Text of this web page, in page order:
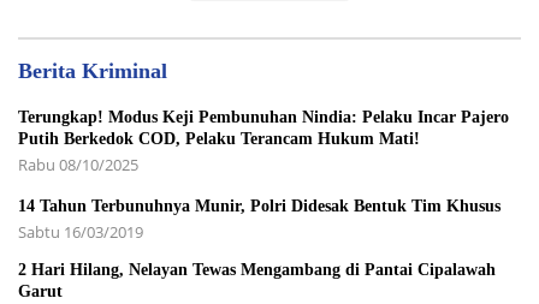
Berita Kriminal
Terungkap! Modus Keji Pembunuhan Nindia: Pelaku Incar Pajero
Putih Berkedok COD, Pelaku Terancam Hukum Mati!
Rabu 08/10/2025
14 Tahun Terbunuhnya Munir, Polri Didesak Bentuk Tim Khusus
Sabtu 16/03/2019
2 Hari Hilang, Nelayan Tewas Mengambang di Pantai Cipalawah
Garut